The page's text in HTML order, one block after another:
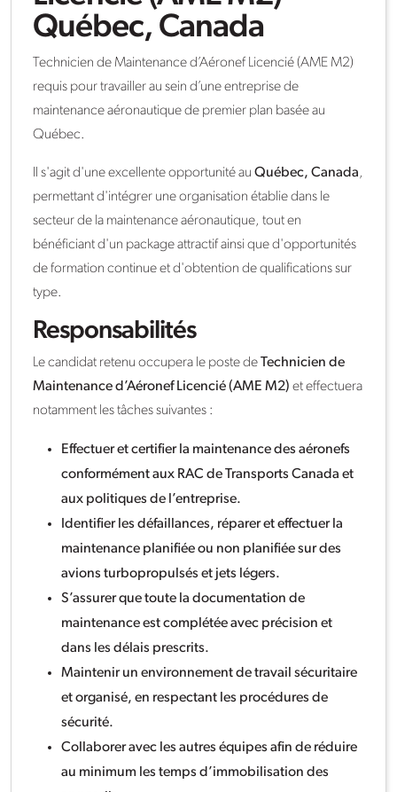
Québec, Canada
Technicien de Maintenance d’Aéronef Licencié (AME M2)
requis pour travailler au sein d’une entreprise de
maintenance aéronautique de premier plan basée au
Québec.
Il s'agit d'une excellente opportunité au Québec, Canada,
permettant d'intégrer une organisation établie dans le
secteur de la maintenance aéronautique, tout en
bénéficiant d'un package attractif ainsi que d'opportunités
de formation continue et d'obtention de qualifications sur
type.
Responsabilités
Le candidat retenu occupera le poste deTechnicien de
Maintenance d’Aéronef Licencié (AME M2) et effectuera
notamment les tâches suivantes :
Effectuer et certifier la maintenance des aéronefs
conformément aux RAC de Transports Canada et
aux politiques de l’entreprise.
Identifier les défaillances, réparer et effectuer la
maintenance planifiée ou non planifiée sur des
avions turbopropulsés et jets légers.
S’assurer que toute la documentation de
maintenance est complétée avec précision et
dans les délais prescrits.
Maintenir un environnement de travail sécuritaire
et organisé, en respectant les procédures de
sécurité.
Collaborer avec les autres équipes afin de réduire
au minimum les temps d’immobilisation des